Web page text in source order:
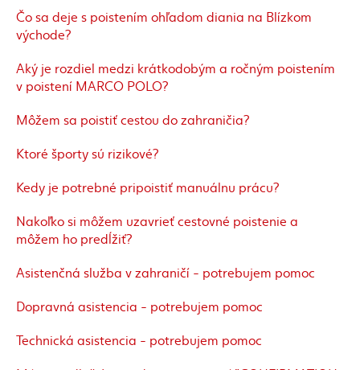
Čo sa deje s poistením ohľadom diania na Blízkom
východe?
Aký je rozdiel medzi krátkodobým a ročným poistením
v poistení MARCO POLO?
Môžem sa poistiť cestou do zahraničia?
Ktoré športy sú rizikové?
Kedy je potrebné pripoistiť manuálnu prácu?
Nakoľko si môžem uzavrieť cestovné poistenie a
môžem ho predĺžiť?
Asistenčná služba v zahraničí - potrebujem pomoc
Dopravná asistencia - potrebujem pomoc
Technická asistencia - potrebujem pomoc